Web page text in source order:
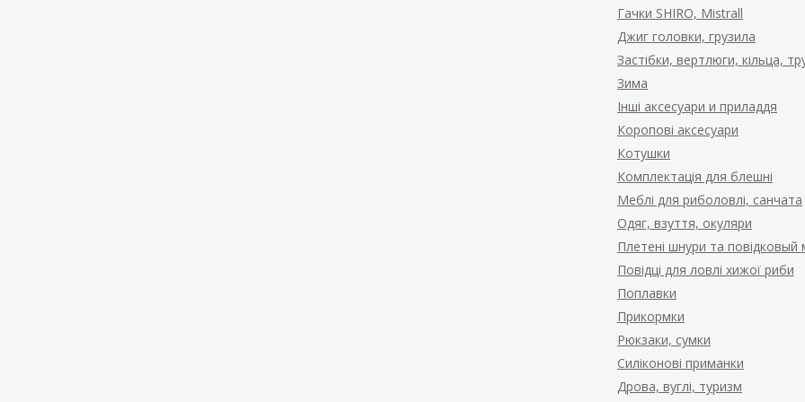
Гачки SHIRO, Mistrall
Джиг головки, грузила
Застібки, вертлюги, кільца,
Зима
Інші аксесуари и приладдя
Коропові аксесуари
Котушки
Комплектація для блешні
Меблі для риболовлі, санчата
Одяг, взуття, окуляри
Плетені шнури та повідковый
Повідці для ловлі хижої риби
Поплавки
Прикормки
Рюкзаки, сумки
Силіконові приманки
Дрова, вуглі, туризм